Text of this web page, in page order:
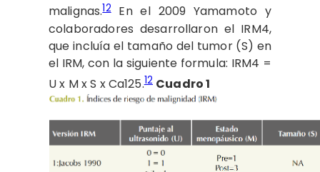
malignas.12En el 2009 Yamamoto y
colaboradores desarrollaron el IRM4,
que incluía el tamaño del tumor (S) en
el IRM, con la siguiente formula: IRM4 =
U x M x S x Ca125.12 Cuadro 1